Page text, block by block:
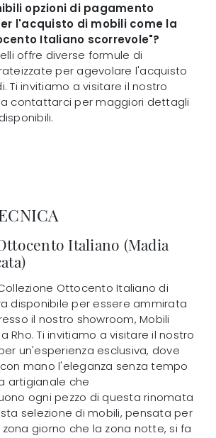
opzioni di pagamento
l'acquisto di mobili come la
Italiano scorrevole"?
offre diverse formule di
per agevolare l'acquisto
Ti invitiamo a visitare il nostro
contattarci per maggiori dettagli
Italiano (Madia
Ottocento Italiano di
disponibile per essere ammirata
il nostro showroom, Mobili
Rho. Ti invitiamo a visitare il nostro
un'esperienza esclusiva, dove
mano l'eleganza senza tempo
artigianale che
ogni pezzo di questa rinomata
selezione di mobili, pensata per
giorno che la zona notte, si fa